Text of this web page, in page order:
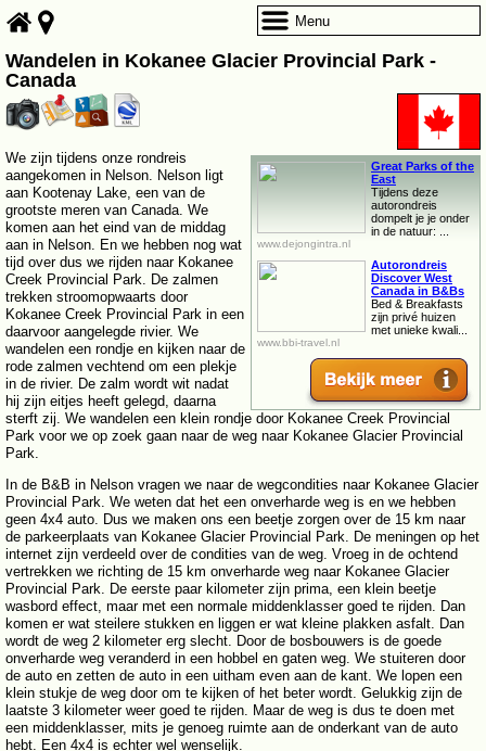
Wandelen in Kokanee Glacier Provincial Park -
Canada
Great Parks of the
East
Tijdens deze
autorondreis
dompelt je je onder
in de natuur: ...
www.dejongintra.nl
Autorondreis
Discover West
Canada in B&Bs
Bed & Breakfasts
zijn privé huizen
met unieke kwali...
www.bbi-travel.nl
We zijn tijdens onze rondreis
aangekomen in Nelson. Nelson ligt
aan Kootenay Lake, een van de
grootste meren van Canada. We
komen aan het eind van de middag
aan in Nelson. En we hebben nog wat
tijd over dus we rijden naar Kokanee
Creek Provincial Park. De zalmen
trekken stroomopwaarts door
Kokanee Creek Provincial Park in een
daarvoor aangelegde rivier. We
wandelen een rondje en kijken naar de
rode zalmen vechtend om een plekje
in de rivier. De zalm wordt wit nadat
hij zijn eitjes heeft gelegd, daarna
sterft zij. We wandelen een klein rondje door Kokanee Creek Provincial
Park voor we op zoek gaan naar de weg naar Kokanee Glacier Provincial
Park.
In de B&B in Nelson vragen we naar de wegcondities naar Kokanee Glacier
Provincial Park. We weten dat het een onverharde weg is en we hebben
geen 4x4 auto. Dus we maken ons een beetje zorgen over de 15 km naar
de parkeerplaats van Kokanee Glacier Provincial Park. De meningen op het
internet zijn verdeeld over de condities van de weg. Vroeg in de ochtend
vertrekken we richting de 15 km onverharde weg naar Kokanee Glacier
Provincial Park. De eerste paar kilometer zijn prima, een klein beetje
wasbord effect, maar met een normale middenklasser goed te rijden. Dan
komen er wat steilere stukken en liggen er wat kleine plakken asfalt. Dan
wordt de weg 2 kilometer erg slecht. Door de bosbouwers is de goede
onverharde weg veranderd in een hobbel en gaten weg. We stuiteren door
de auto en zetten de auto in een uitham even aan de kant. We lopen een
klein stukje de weg door om te kijken of het beter wordt. Gelukkig zijn de
laatste 3 kilometer weer goed te rijden. Maar de weg is dus te doen met
een middenklasser, mits je genoeg ruimte aan de onderkant van de auto
hebt. Een 4x4 is echter wel wenselijk.
Menu